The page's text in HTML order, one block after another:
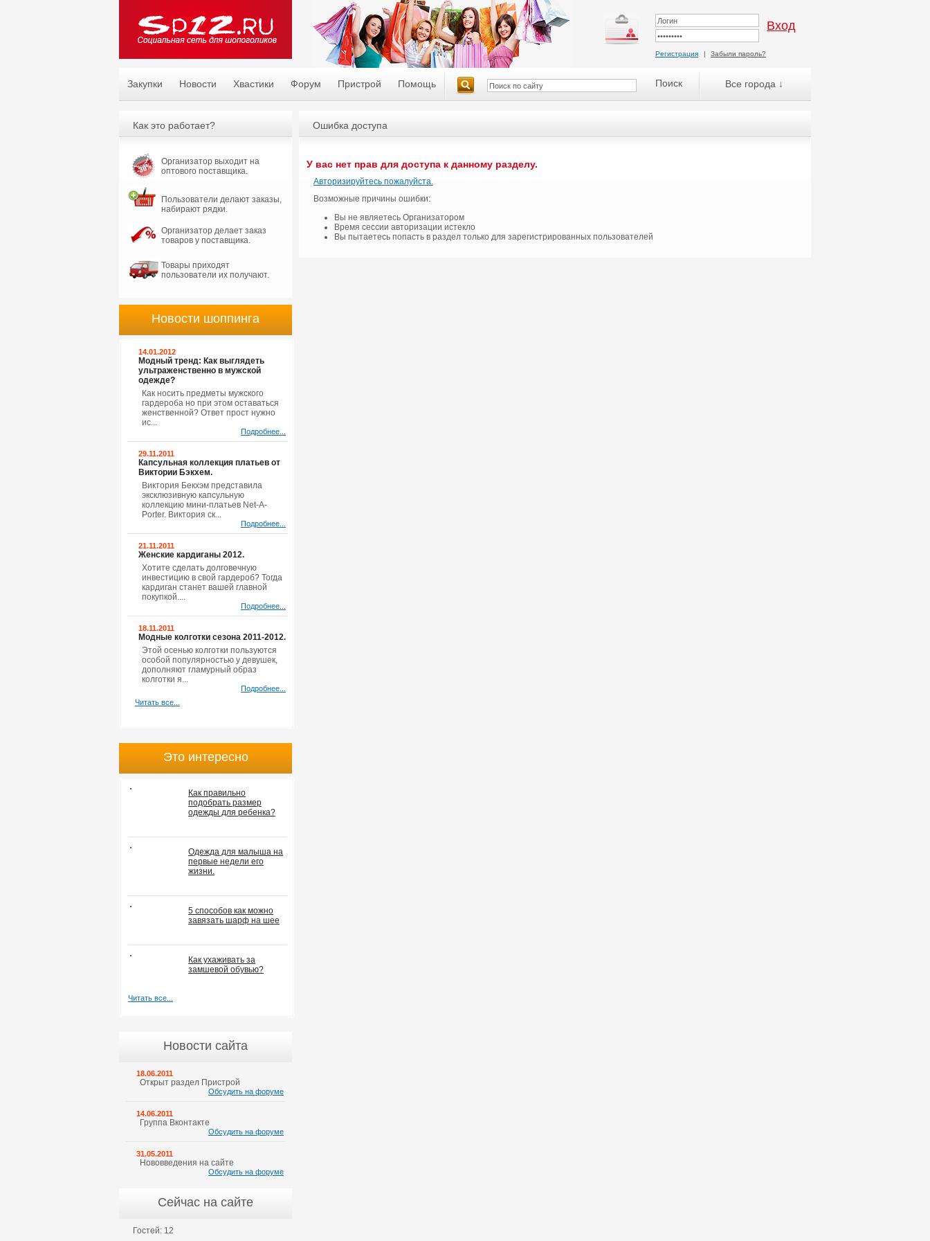
Регистрация | Забыли пароль?
Закупки Новости Хвастики Форум Пристрой Помощь Все города ↓
Ошибка доступа
У вас нет прав для доступа к данному разделу.
Авторизируйтесь пожалуйста.
Возможные причины ошибки:
Вы не являетесь Организатором
Время сессии авторизации истекло
Вы пытаетесь попасть в раздел только для зарегистрированных пользователей
Как это работает?
Организатор выходит на
оптового поставщика.
Пользователи делают заказы,
набирают рядки.
Организатор делает заказ
товаров у поставщика.
Товары приходят
пользователи их получают.
Новости шоппинга
14.01.2012
Модный тренд: Как выглядеть
ультраженственно в мужской
одежде?
Как носить предметы мужского
гардероба но при этом оставаться
женственной? Ответ прост нужно
ис...
Подробнее...
29.11.2011
Капсульная коллекция платьев от
Виктории Бэкхем.
Виктория Бекхэм представила
эксклюзивную капсульную
коллекцию мини-платьев Net-A-
Porter. Виктория ск...
Подробнее...
21.11.2011
Женские кардиганы 2012.
Хотите сделать долговечную
инвестицию в свой гардероб? Тогда
кардиган станет вашей главной
покупкой....
Подробнее...
18.11.2011
Модные колготки сезона 2011-2012.
Этой осенью колготки пользуются
особой популярностью у девушек,
дополняют гламурный образ
колготки я...
Подробнее...
Читать все...
Это интересно
Как правильно
подобрать размер
одежды для ребенка?
Одежда для малыша на
первые недели его
жизни.
5 способов как можно
завязать шарф на шее
Как ухаживать за
замшевой обувью?
Читать все...
Новости сайта
18.06.2011
Открыт раздел Пристрой
Обсудить на форуме
14.06.2011
Группа Вконтакте
Обсудить на форуме
31.05.2011
Нововведения на сайте
Обсудить на форуме
Сейчас на сайте
Гостей: 12